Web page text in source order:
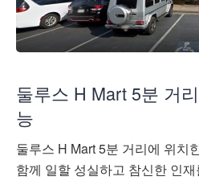
둘루스 H Mart 5분 거
능
둘루스 H Mart 5분 거리에 위치
함께 일할 성실하고 참신한 인